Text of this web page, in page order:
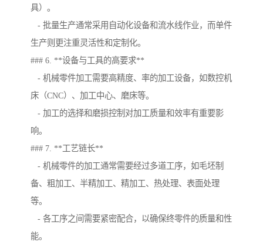
具）。
- 批量生产通常采用自动化设备和流水线作业，而单件
生产则更注重灵活性和定制化。
### 6. **设备与工具的高要求**
- 机械零件加工需要高精度、率的加工设备，如数控机
床（CNC）、加工中心、磨床等。
- 加工的选择和磨损控制对加工质量和效率有重要影
响。
### 7. **工艺链长**
- 机械零件的加工通常需要经过多道工序，如毛坯制
备、粗加工、半精加工、精加工、热处理、表面处理
等。
- 各工序之间需要紧密配合，以确保终零件的质量和性
能。